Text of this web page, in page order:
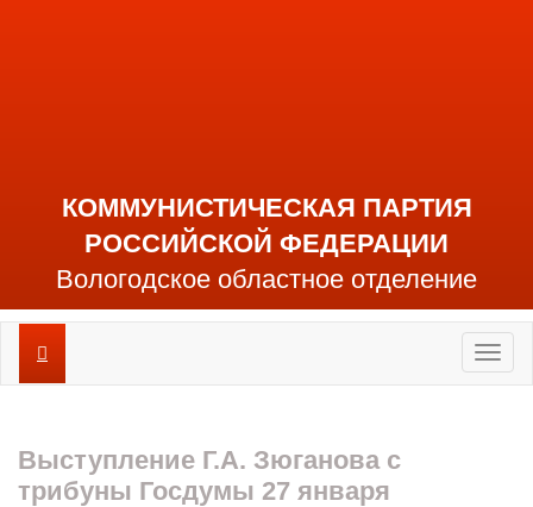
КОММУНИСТИЧЕСКАЯ ПАРТИЯ
РОССИЙСКОЙ ФЕДЕРАЦИИ
Вологодское областное отделение
Выступление Г.А. Зюганова с
трибуны Госдумы 27 января